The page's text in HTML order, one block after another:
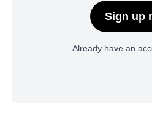
Sign up
Already have an